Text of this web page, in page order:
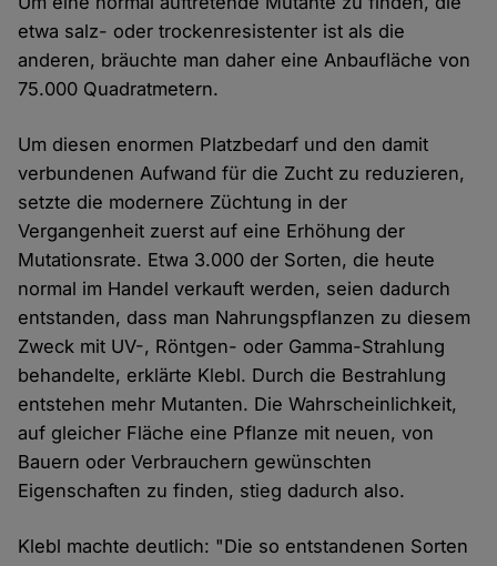
etwa salz- oder trockenresistenter ist als die
anderen, bräuchte man daher eine Anbaufläche von
75.000 Quadratmetern.
Um diesen enormen Platzbedarf und den damit
verbundenen Aufwand für die Zucht zu reduzieren,
setzte die modernere Züchtung in der
Vergangenheit zuerst auf eine Erhöhung der
Mutationsrate. Etwa 3.000 der Sorten, die heute
normal im Handel verkauft werden, seien dadurch
entstanden, dass man Nahrungspflanzen zu diesem
Zweck mit UV-, Röntgen- oder Gamma-Strahlung
behandelte, erklärte Klebl. Durch die Bestrahlung
entstehen mehr Mutanten. Die Wahrscheinlichkeit,
auf gleicher Fläche eine Pflanze mit neuen, von
Bauern oder Verbrauchern gewünschten
Eigenschaften zu finden, stieg dadurch also.
Klebl machte deutlich: "Die so entstandenen Sorten